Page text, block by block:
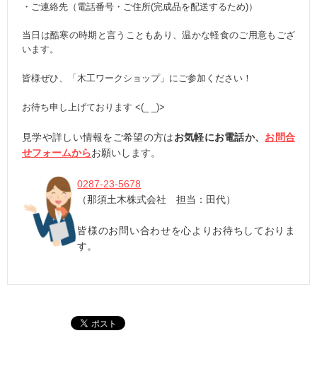
・ご連絡先（電話番号・ご住所(完成品を配送するため)）
当日は酷寒の時期と言うこともあり、温かな軽食のご用意もござ
います。
皆様ぜひ、「木工ワークショップ」にご参加ください！
お待ち申し上げております <(_ _)>
見学や詳しい情報をご希望の方はお気軽にお電話か、 お問合
せフォームからお願いします。
0287-23-5678
（那須土木株式会社 担当：田代）
皆様のお問い合わせを心よりお待ちしておりま
す。